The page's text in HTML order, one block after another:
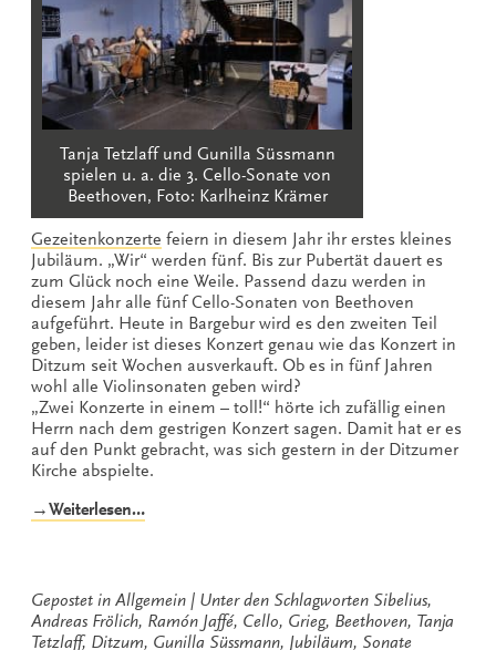
Tanja Tetzlaff und Gunilla Süssmann
spielen u. a. die 3. Cello-Sonate von
Beethoven, Foto: Karlheinz Krämer
Gezeitenkonzerte feiern in diesem Jahr ihr erstes kleines
Jubiläum. „Wir“ werden fünf. Bis zur Pubertät dauert es
zum Glück noch eine Weile. Passend dazu werden in
diesem Jahr alle fünf Cello-Sonaten von Beethoven
aufgeführt. Heute in Bargebur wird es den zweiten Teil
geben, leider ist dieses Konzert genau wie das Konzert in
Ditzum seit Wochen ausverkauft. Ob es in fünf Jahren
wohl alle Violinsonaten geben wird?
„Zwei Konzerte in einem – toll!“ hörte ich zufällig einen
Herrn nach dem gestrigen Konzert sagen. Damit hat er es
auf den Punkt gebracht, was sich gestern in der Ditzumer
Kirche abspielte.
→Weiterlesen…„Happy
Gepostet in Allgemein Unter den Schlagworten Sibelius,
Andreas Frölich, Ramón Jaffé, Cello, Grieg, Beethoven, Tanja
Tetzlaff, Ditzum, Gunilla Süssmann, Jubiläum, Sonate